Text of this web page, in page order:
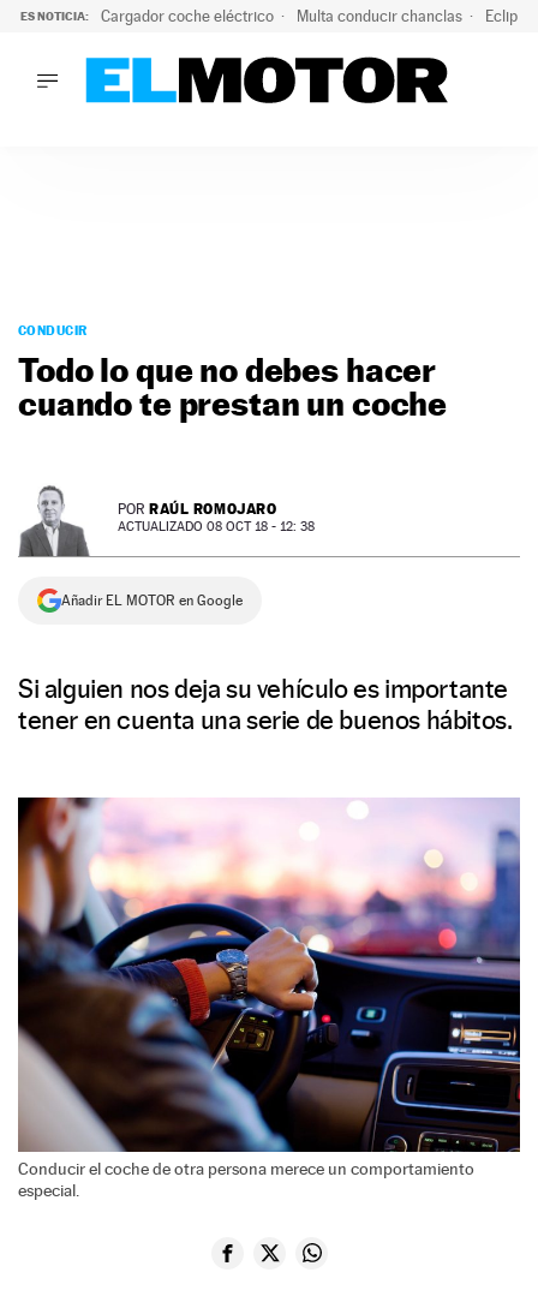
ES NOTICIA: Cargador coche eléctrico Multa conducir chanclas
PODCAST
MOTOS
TECNOLOGÍA
PREMIOS
SERVICIOS
CONDUCIR
Todo lo que no debes hacer
cuando te prestan un coche
POR RAÚL ROMOJARO
ACTUALIZADO 08 OCT 18 - 12: 38
Añadir EL MOTOR en Google
Si alguien nos deja su vehículo es importante
tener en cuenta una serie de buenos hábitos.
Conducir el coche de otra persona merece un comportamiento
especial.